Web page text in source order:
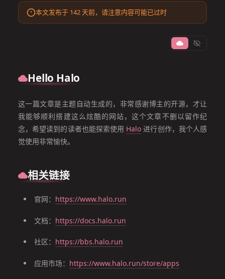
本文发布于 142 天前，请注意内容可能已过时
Hello Halo
这一篇文章是主题自动生成的，非常感谢博主的开源，才让
我能够顺利搭建这么炫酷的网站，这个文章不删以留作纪
念，希望读到的读者也能探索使用 Halo 进行创作，我个人感
觉使用非常愉快。
相关链接
官网： https://www.halo.run
文档： https://docs.halo.run
社区： https://bbs.halo.run
应用市场： https://www.halo.run/store/apps